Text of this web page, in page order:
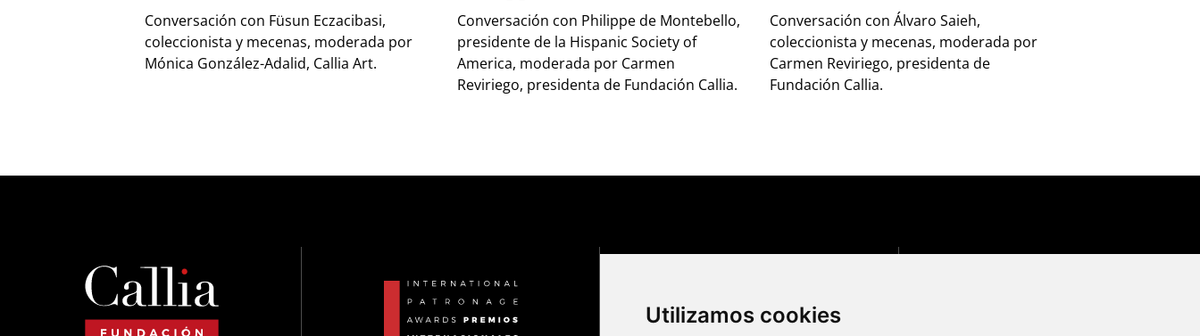
Utilizamos cookies
Conversación con Füsun Eczacibasi,
coleccionista y mecenas, moderada por
Mónica González-Adalid, Callia Art.
Conversación con Philippe de Montebello,
presidente de la Hispanic Society of
America, moderada por Carmen
Reviriego, presidenta de Fundación Callia.
Conversación con Álvaro Saieh,
coleccionista y mecenas, moderada por
Carmen Reviriego, presidenta de
Fundación Callia.